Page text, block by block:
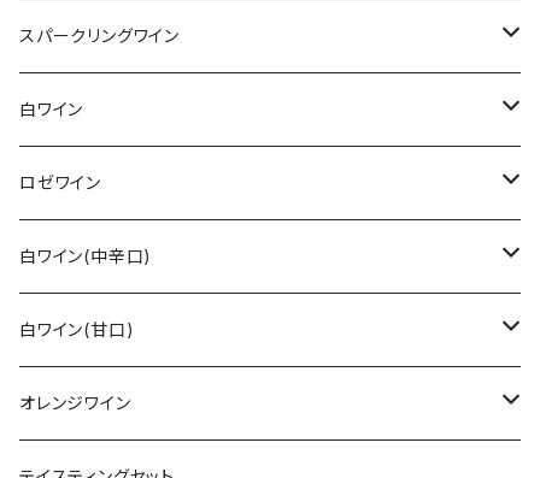
その他赤ワイン
カベルネ・ソーヴィニョン
トロリンガー
シュペートブルグンダー(ピノ・ノワール)
バーデン
ラインガウ
レンベルガー
ヴュルテンベルク
トロリンガー
ヴュルテンベルク
ドルンフェルダー
ザーレ・ウンストルート
スパークリングワイン
ロゼゼクト
白ゼクト
バーデン
モーゼル
白ワイン
リースリング
モーゼル
ラインガウ
ジルヴァーナー
フランケン
ザーレ・ウンストルート
その他白ワイン
プファルツ
ラインヘッセン
ヴァイスブルグンダー
モーゼル
ロゼワイン
その他
プファルツ
モーゼル
シュペートブルグンダー(ピノ・ノワール)
モーゼル
ラインヘッセン
白ワイン(中辛口)
リースリング
モーゼル
ラインヘッセン
ショイレーベ
フランケン
白ワイン(甘口)
リースリング
モーゼル
オレンジワイン